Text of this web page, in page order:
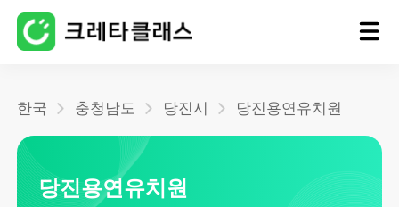
한국 충청남도 당진시 당진용연유치원
당진용연유치원